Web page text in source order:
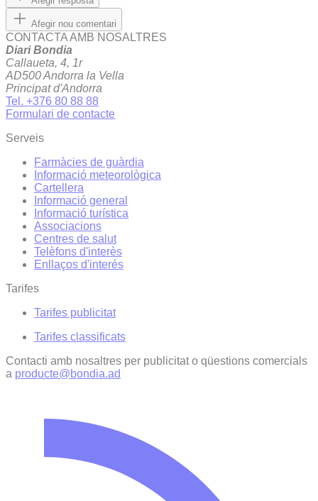
Afegir nou comentari
CONTACTA AMB NOSALTRES
Diari Bondia
Callaueta, 4, 1r
AD500 Andorra la Vella
Principat d'Andorra
Tel. +376 80 88 88
Formulari de contacte
Serveis
Farmàcies de guàrdia
Informació meteorològica
Cartellera
Informació general
Informació turística
Associacions
Centres de salut
Telèfons d'interès
Enllaços d'interés
Tarifes
Tarifes publicitat
Tarifes classificats
Contacti amb nosaltres per publicitat o qüestions comercials
a producte@bondia.ad